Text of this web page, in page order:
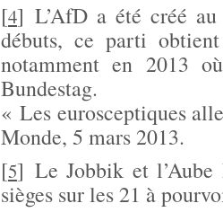
[4] L’AfD a été créé
débuts, ce parti
notamment en 2013
Bundestag.
« Les eurosceptiques
Monde, 5 mars 2013.
[5] Le Jobbik et
sièges sur les 21 à